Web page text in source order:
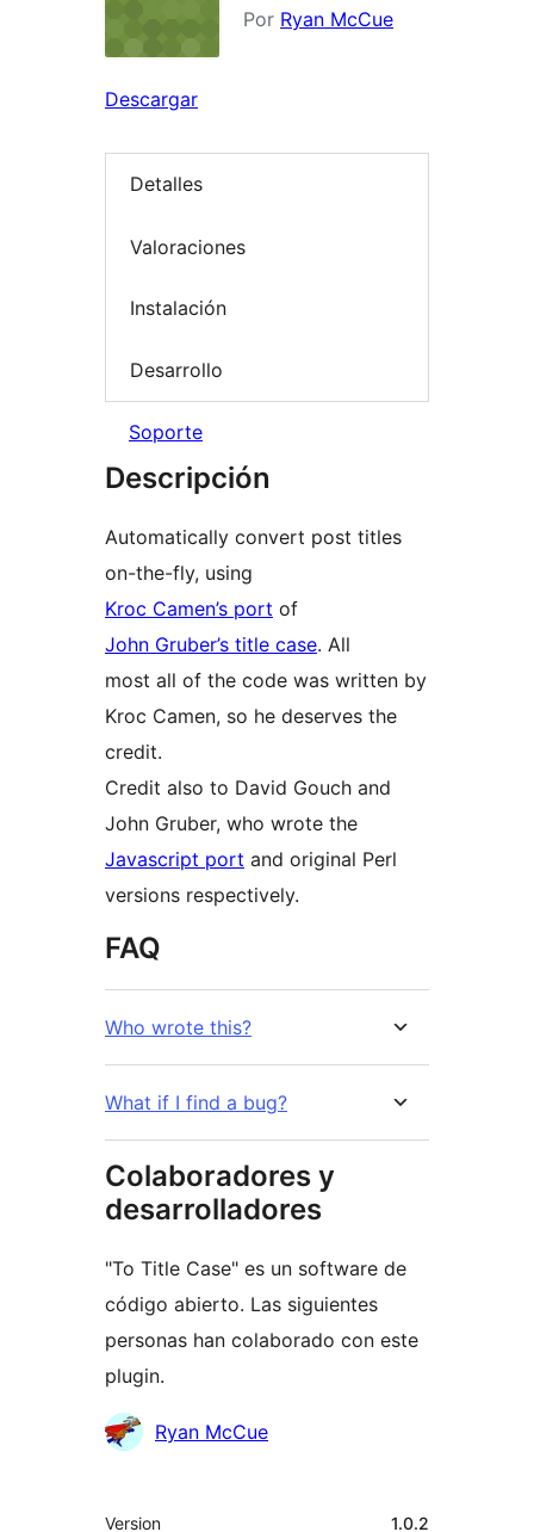
Por Ryan McCue
Descargar
Detalles
Valoraciones
Instalación
Desarrollo
Soporte
Descripción
Automatically convert post titles
on-the-fly, using
Kroc Camen’s port of
John Gruber’s title case. All
most all of the code was written by
Kroc Camen, so he deserves the
credit.
Credit also to David Gouch and
John Gruber, who wrote the
Javascript port and original Perl
versions respectively.
FAQ
Who wrote this?
What if I find a bug?
Colaboradores y
desarrolladores
"To Title Case" es un software de
código abierto. Las siguientes
personas han colaborado con este
plugin.
Colaboradores
Ryan McCue
Meta
Version 1.0.2